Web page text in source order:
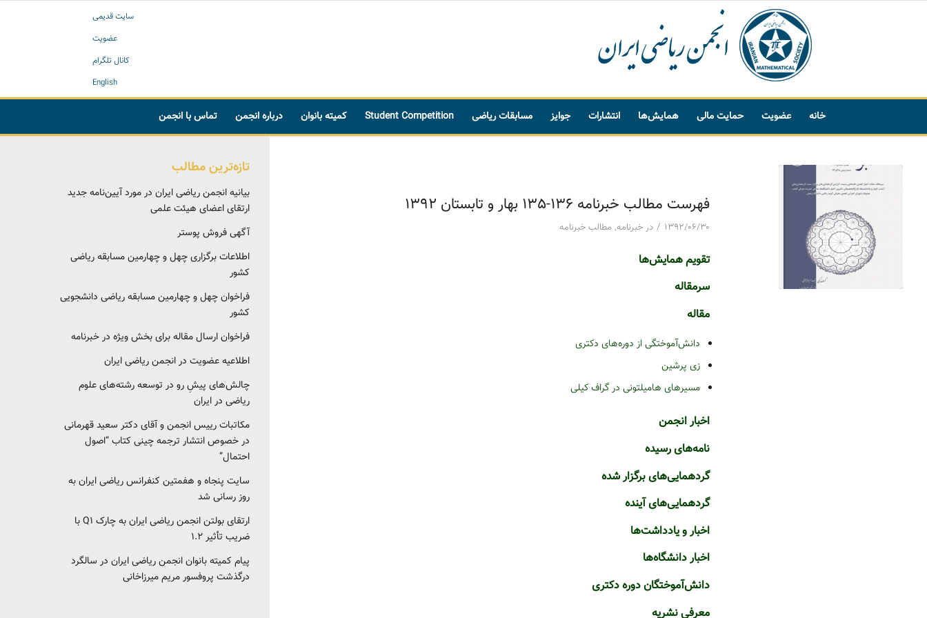
سایت قدیمی
عضویت
کانال تلگرام
English
خانه عضویت حمایت مالی همایش‌ها انتشارات جوایز مسابقات ریاضی Student Competition کمیته بانوان درباره انجمن تماس با انجمن
فهرست مطالب خبرنامه 136-135 بهار و تابستان 1392
۱۳۹۲/۰۶/۳۰ / در خبرنامه, مطالب خبرنامه
تقویم همایش‌ها
سرمقاله
مقاله
دانش‌آموختگی از دوره‌های دکتری
زی پرشین
مسیرهای هامیلتونی در گراف کیلی
اخبار انجمن
نامه‌های رسیده
گردهمایی‌های برگزار شده
گردهمایی‌‌های آینده
اخبار و یادداشت‌ها
اخبار دانشگاه‌ها
دانش‌آموختگان دوره دکتری
معرفی نشریه
تازه‌ترین مطالب
بیانیه انجمن ریاضی ایران در مورد آیین‌نامه جدید
ارتقای اعضای هیئت علمی
آگهی فروش پوستر
اطلاعات برگزاری چهل و چهارمین مسابقه ریاضی
کشور
فراخوان چهل و چهارمین مسابقه ریاضی دانشجویی
کشور‎‎
فراخوان ارسال مقاله برای بخش ویژه در خبرنامه
اطلاعیه عضویت در انجمن ریاضی ایران
چالش‌های پیشِ رو در توسعه رشته‌های علوم
ریاضی در ایران
مکاتبات رییس انجمن و آقای دکتر سعید قهرمانی
در خصوص انتشار ترجمه چینی کتاب “اصول
احتمال”
سایت پنجاه و هفمتین کنفرانس ریاضی ایران به
روز رسانی شد
ارتقای بولتن انجمن ریاضی ایران به چارک Q1 با
ضریب تأثیر ۱.۲
پیام کمیته بانوان انجمن ریاضی ایران در سالگرد
درگذشت پروفسور مریم میرزاخانی